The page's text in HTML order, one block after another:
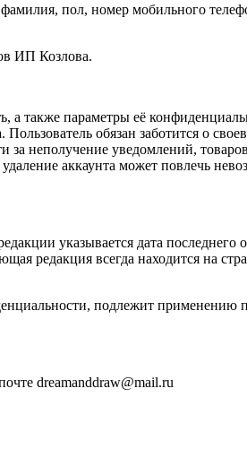
пол, номер мобильного
ИП Козлова.
а также параметры её
обязан заботится о
неполучение уведомлений,
аккаунта может повлечь
указывается дата последнего
редакция всегда находится на
подлежит применению
dreamanddraw@mail.ru